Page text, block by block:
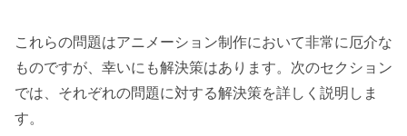
これらの問題はアニメーション制作において非常に厄介な
ものですが、幸いにも解決策はあります。次のセクション
では、それぞれの問題に対する解決策を詳しく説明しま
す。